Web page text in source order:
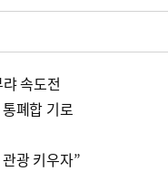
속도전
폐합 기로
광 키우자”